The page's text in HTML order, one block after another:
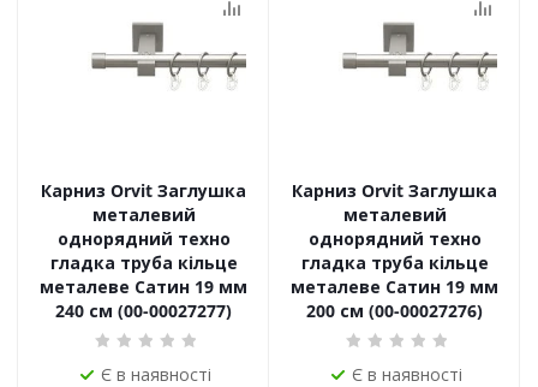
Карниз Orvit Заглушка
металевий
однорядний техно
гладка труба кільце
металеве Сатин 19 мм
240 см (00-00027277)
Є в наявності
Карниз Orvit Заглушка
металевий
однорядний техно
гладка труба кільце
металеве Сатин 19 мм
200 см (00-00027276)
Є в наявності